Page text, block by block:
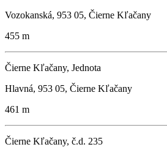
Vozokanská, 953 05, Čierne Kľačany
455 m
Čierne Kľačany, Jednota
Hlavná, 953 05, Čierne Kľačany
461 m
Čierne Kľačany, č.d. 235